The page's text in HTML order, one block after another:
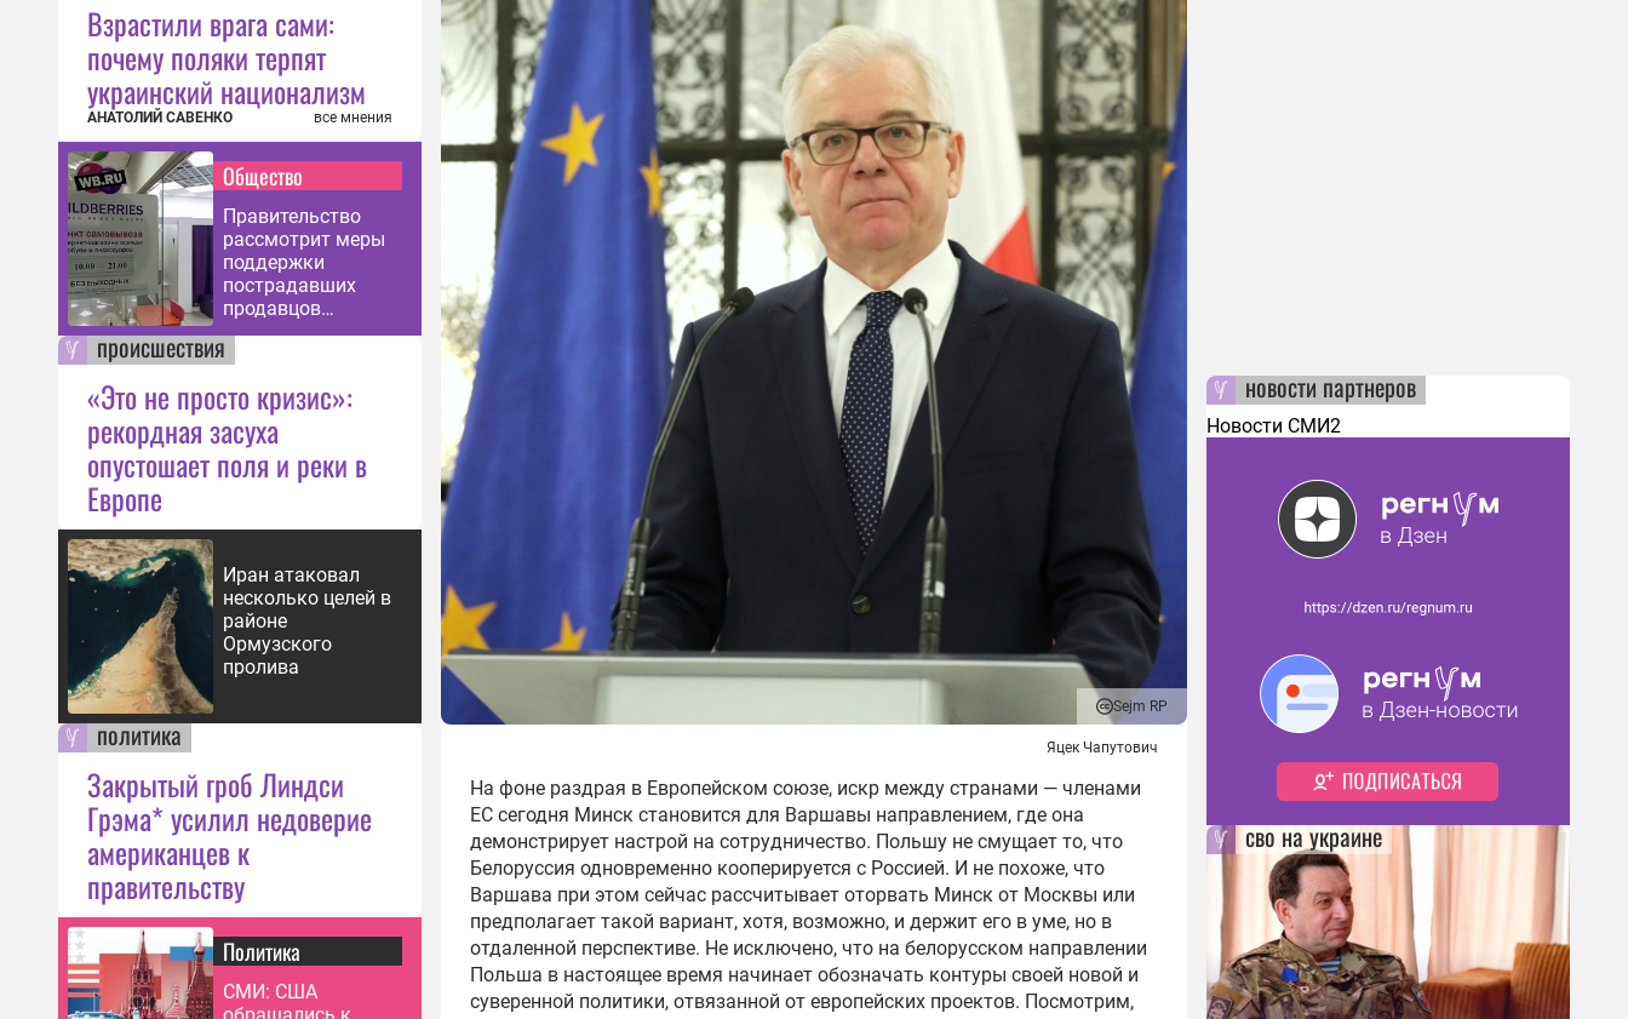
Взрастили врага сами:
почему поляки терпят
украинский национализм
АНАТОЛИЙ САВЕНКО все мнения
Общество
Правительство
рассмотрит меры
поддержки
пострадавших
продавцов
Wildberries
происшествия
«Это не просто кризис»:
рекордная засуха
опустошает поля и реки в
Европе
Иран атаковал
несколько целей в
районе
Ормузского
пролива
политика
Закрытый гроб Линдси
Грэма* усилил недоверие
американцев к
правительству
Политика
СМИ: США
Sejm RP
Яцек Чапутович
На фоне раздрая в Европейском союзе, искр между странами — членами
ЕС сегодня Минск становится для Варшавы направлением, где она
демонстрирует настрой на сотрудничество. Польшу не смущает то, что
Белоруссия одновременно кооперируется с Россией. И не похоже, что
Варшава при этом сейчас рассчитывает оторвать Минск от Москвы или
предполагает такой вариант, хотя, возможно, и держит его в уме, но в
отдаленной перспективе. Не исключено, что на белорусском направлении
Польша в настоящее время начинает обозначать контуры своей новой и
суверенной политики, отвязанной от европейских проектов. Посмотрим,
новости партнеров
Новости СМИ2
сво на украине